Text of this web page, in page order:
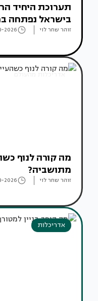
תערוכת היחיד
בישראל נפתחה
זוהר שחר לוי 2026
אדריכלות מהעולם
מה קורה לנוף
מתושביה?
זוהר שחר לוי 2026
אדריכלות